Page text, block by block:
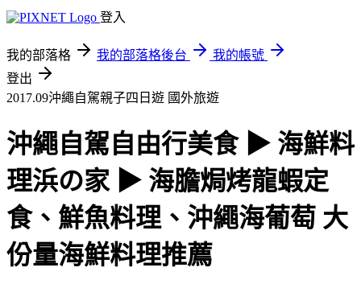
登入
我的部落格 我的部落格後台
我的帳號
登出
2017.09沖繩自駕親子四日遊 國外旅遊
沖繩自駕自由行美食 ▶ 海鮮料
理浜の家 ▶ 海膽焗烤龍蝦定
食、鮮魚料理、沖繩海葡萄 大
份量海鮮料理推薦